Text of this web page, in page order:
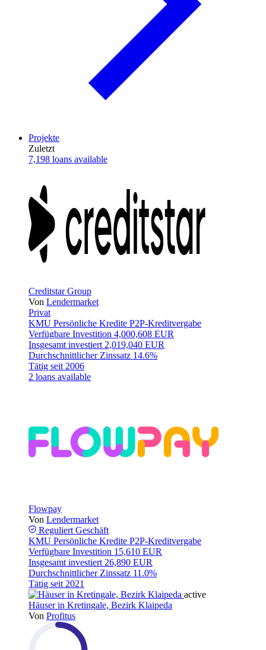
Projekte
Zuletzt
7,198 loans available
Creditstar Group
Von Lendermarket
Privat
KMU Persönliche Kredite P2P-Kreditvergabe
Verfügbare Investition 4,000,608 EUR
Insgesamt investiert 2,019,040 EUR
Durchschnittlicher Zinssatz 14.6%
Tätig seit 2006
2 loans available
Flowpay
Von Lendermarket
Reguliert Geschäft
KMU Persönliche Kredite P2P-Kreditvergabe
Verfügbare Investition 15,610 EUR
Insgesamt investiert 26,890 EUR
Durchschnittlicher Zinssatz 11.0%
Tätig seit 2021
active
Häuser in Kretingale, Bezirk Klaipeda
Von Profitus